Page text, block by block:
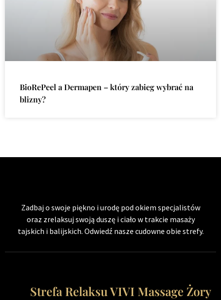
BioRePeel a Dermapen – który zabieg wybrać na
blizny?
Zadbaj o swoje piękno i urodę pod okiem specjalistów
oraz zrelaksuj swoją duszę i ciało w trakcie masaży
tajskich i balijskich. Odwiedź nasze cudowne obie strefy.
Strefa Relaksu VIVI Massage Żory